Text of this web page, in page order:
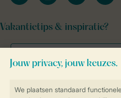
Vakantietips & inspiratie?